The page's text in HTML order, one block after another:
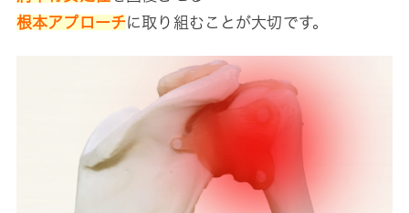
根本アプローチに取り組むことが大切です。